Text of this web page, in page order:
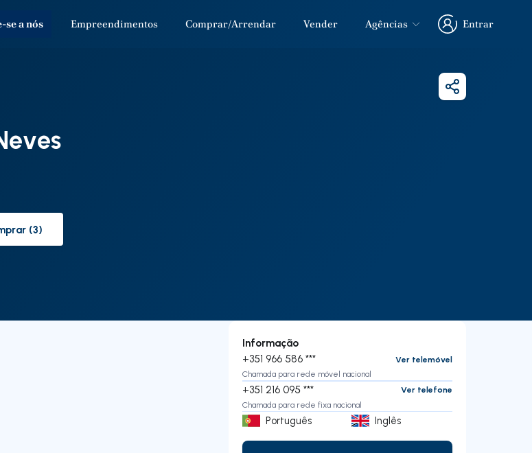
se a nós Empreendimentos Comprar/Arrendar Vender Agências
Entrar
Entrar
listing
(3)
Partilhar
Informação
+351 966 586 ***
Ver telemóvel
Chamada para rede móvel nacional
+351 216 095 ***
Ver telefone
Chamada para rede fixa nacional
Português Inglês